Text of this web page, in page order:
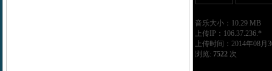
音乐大小：10.29 MB
上传IP：106.37.236.*
上传时间：2014年08月
浏览: 7522次